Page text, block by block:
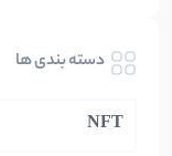
دسته بندی ها
NFT